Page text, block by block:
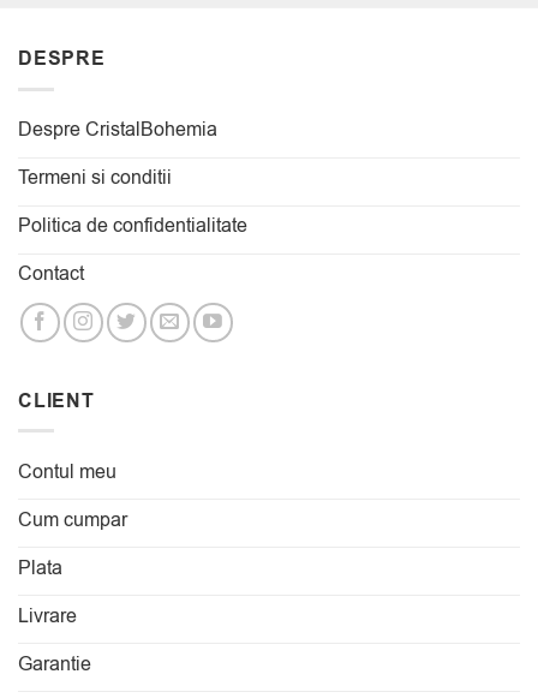
DESPRE
Despre CristalBohemia
Termeni si conditii
Politica de confidentialitate
Contact
CLIENT
Contul meu
Cum cumpar
Plata
Livrare
Garantie